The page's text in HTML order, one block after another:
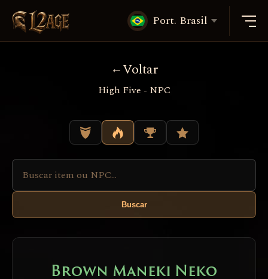
Port. Brasil
Voltar
High Five - NPC
Buscar
Brown Maneki Neko